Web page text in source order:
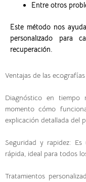
Entre otros
Este método nos
personalizado para
recuperación.
Ventajas de las
Diagnóstico en tiempo
momento cómo
explicación detallada del
Seguridad y rapidez:
rápida, ideal para todos
Tratamientos